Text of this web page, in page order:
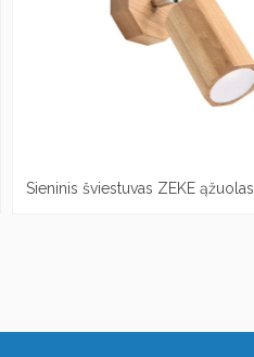
Sieninis šviestuvas ZEKE ąžuolas